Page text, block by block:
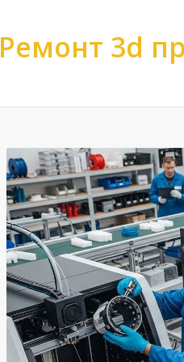
Ремонт 3d